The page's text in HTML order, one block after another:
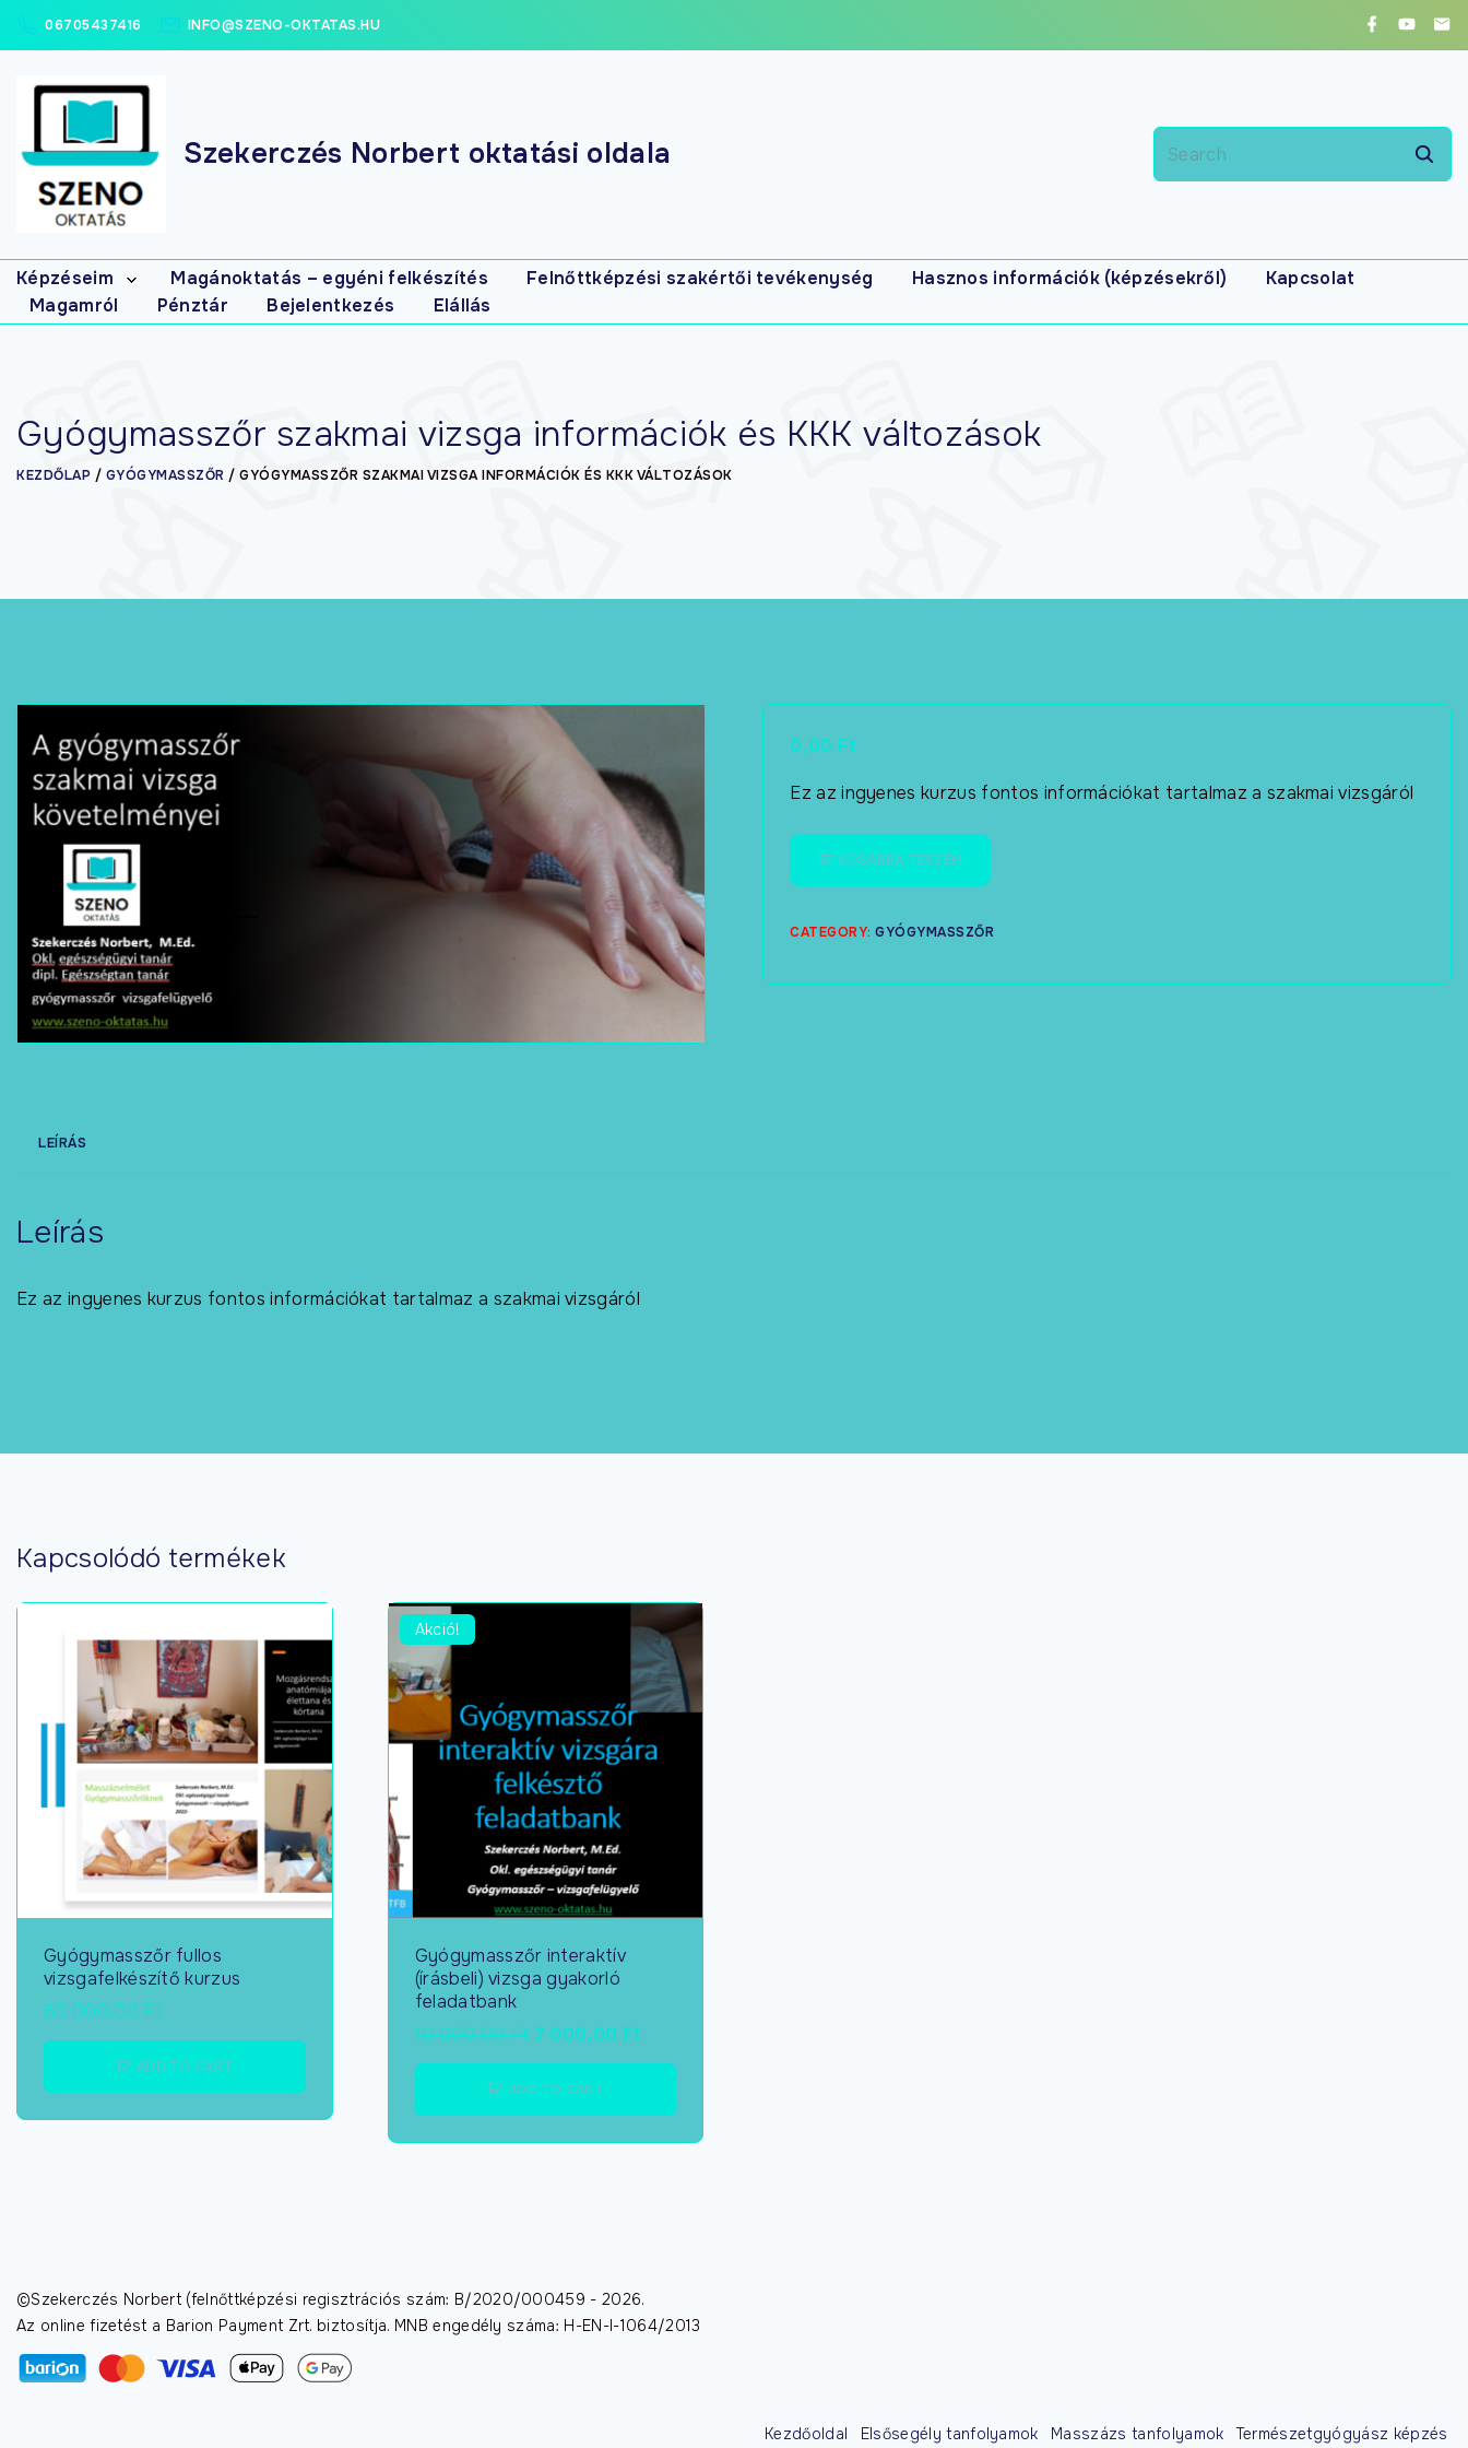
06705437416 INFO@SZENO-OKTATAS.HU
Szekerczés Norbert oktatási oldala
Képzéseim
Elsősegély
Gyógymasszőr
interaktív (írásbeli)
gyakorló-
feladatbank
Online képzések
Magánoktatás – egyéni felkészítés Felnőttképzési szakértői tevékenység Hasznos információk (képzésekről)
Kapcsolat
Magamról
Pénztár Bejelentkezés Elállás
Gyógymasszőr szakmai vizsga információk és KKK változások
KEZDŐLAP / GYÓGYMASSZŐR / GYÓGYMASSZŐR SZAKMAI VIZSGA INFORMÁCIÓK ÉS KKK VÁLTOZÁSOK
0,00 Ft
Ez az ingyenes kurzus fontos információkat tartalmaz a szakmai vizsgáról
KOSÁRBA TESZEM
CATEGORY:GYÓGYMASSZŐR
LEÍRÁS
Leírás
Ez az ingyenes kurzus fontos információkat tartalmaz a szakmai vizsgáról
Kapcsolódó termékek
Gyógymasszőr fullos
vizsgafelkészítő kurzus
60 000,00 Ft
ADD TO CART
Akció!
Gyógymasszőr interaktív
(írásbeli) vizsga gyakorló
feladatbank
10 000,00Ft 7 000,00 Ft
ADD TO CART
©Szekerczés Norbert (felnőttképzési regisztrációs szám: B/2020/000459 -2026.
Az online fizetést a Barion Payment Zrt. biztosítja. MNB engedély száma: H-EN-I-1064/2013
Kezdőoldal Elsősegély tanfolyamok Masszázs tanfolyamok Természetgyógyász képzés